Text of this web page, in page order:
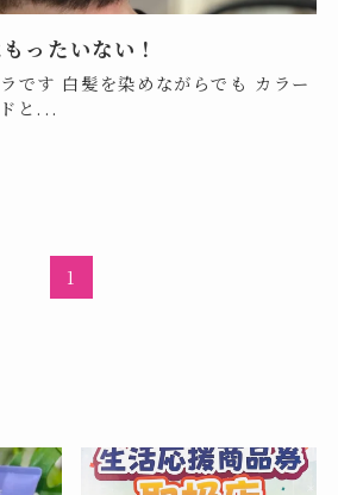
ったいない！
です 白髪を染めながらでも カラー
と...
1